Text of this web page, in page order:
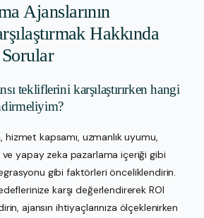
Ajanslarının
Hakkında
tekliflerini karşılaştırırken hangi
hizmet kapsamı, uzmanlık uyumu,
ve yapay zeka pazarlama içeriği gibi
gibi faktörleri önceliklendirin.
karşı değerlendirerek ROI
ajansın ihtiyaçlarınıza ölçeklenirken